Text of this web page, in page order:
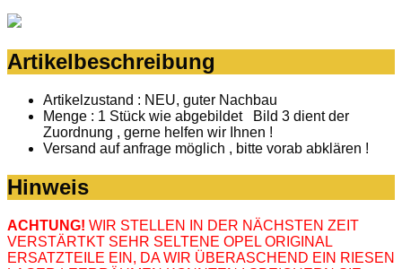
Artikelbeschreibung
Artikelzustand : NEU, guter Nachbau
Menge : 1 Stück wie abgebildet Bild 3 dient der
Zuordnung , gerne helfen wir Ihnen !
Versand auf anfrage möglich , bitte vorab abklären !
Hinweis
ACHTUNG! WIR STELLEN IN DER NÄCHSTEN ZEIT
VERSTÄRTKT SEHR SELTENE OPEL ORIGINAL
ERSATZTEILE EIN, DA WIR ÜBERASCHEND EIN RIESEN